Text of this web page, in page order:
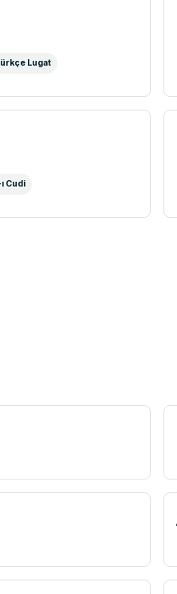
Lugat
Cudi